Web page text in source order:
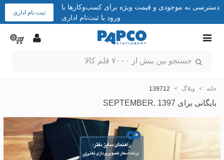
دسترسی به موجودی و قیمت ویژه برای کسب‌وکارها با
ورود یا ثبت‌نام اداری
ثبت نام اداری
0
خانه > وبلاگ >
139712
بایگانی برای SEPTEMBER, 1397